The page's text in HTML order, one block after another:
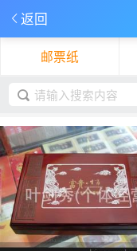
返回
邮票纸